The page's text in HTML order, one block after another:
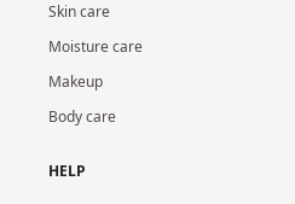
Skin care
Moisture care
Makeup
Body care
HELP